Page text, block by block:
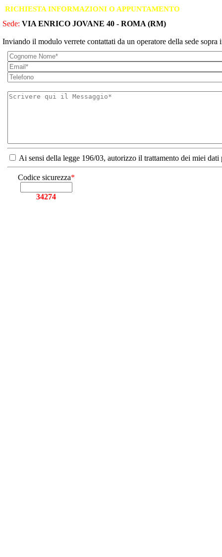
RICHIESTA INFORMAZIONI O APPUNTAMENTO
Sede: VIA ENRICO JOVANE 40 - ROMA (RM)
Inviando il modulo verrete contattati da un operatore della sede sopra
Ai sensi della legge 196/03, autorizzo il trattamento dei miei
Codice sicurezza*
34274